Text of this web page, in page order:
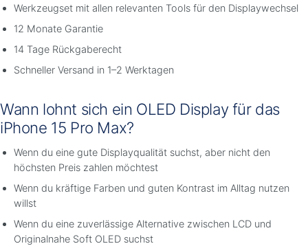
Werkzeugset mit allen relevanten Tools für den Displaywechsel
12 Monate Garantie
14 Tage Rückgaberecht
Schneller Versand in 1–2 Werktagen
Wann lohnt sich ein OLED Display für das
iPhone 15 Pro Max?
Wenn du eine gute Displayqualität suchst, aber nicht den
höchsten Preis zahlen möchtest
Wenn du kräftige Farben und guten Kontrast im Alltag nutzen
willst
Wenn du eine zuverlässige Alternative zwischen LCD und
Originalnahe Soft OLED suchst